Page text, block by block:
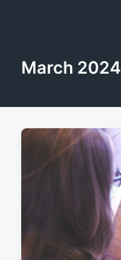
March 2024